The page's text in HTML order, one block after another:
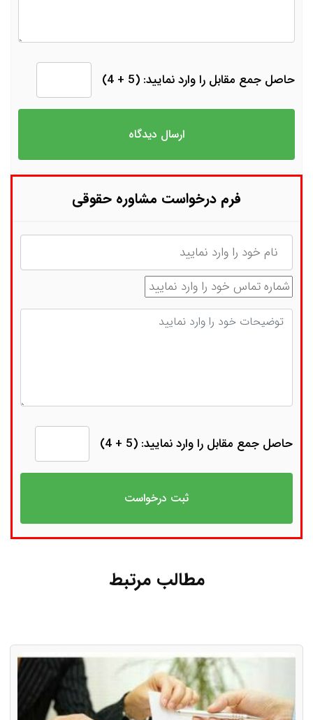
حاصل جمع مقابل را وارد نمایید: (5 + 4)
فرم درخواست مشاوره حقوقی
نام
شماره تماس
توضیحات
حاصل جمع مقابل را وارد نمایید: (5 + 4)
مطالب مرتبط